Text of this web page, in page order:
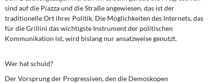
sind auf die Piazza und die Straße angewiesen, das ist der
traditionelle Ort ihrer Politik. Die Möglichkeiten des Internets, das
für die Grillini das wichtigste Instrument der politischen
Kommunikation ist, wird bislang nur ansatzweise genutzt.
Wer hat schuld?
Der Vorsprung der Progressiven, den die Demoskopen